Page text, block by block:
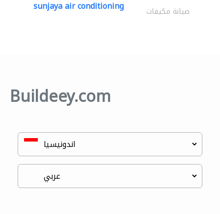
sunjaya air conditioning صيانة مكيفات
Buildeey.com